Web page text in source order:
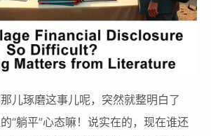
儿琢磨这事儿呢，突然就整明白了
躺平”心态嘛！说实在的，现在谁还